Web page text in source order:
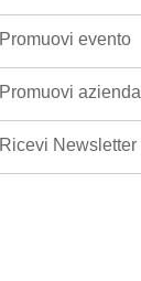
Promuovi evento
Promuovi azienda
Ricevi Newsletter